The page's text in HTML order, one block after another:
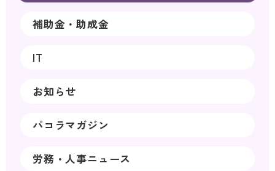
補助金・助成金
IT
お知らせ
パコラマガジン
労務・人事ニュース